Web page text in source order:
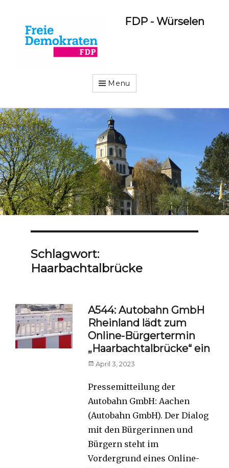
FDP - Würselen
Menu
Schlagwort:
Haarbachtalbrücke
A544: Autobahn GmbH
Rheinland lädt zum
Online-Bürgertermin
„Haarbachtalbrücke“ ein
Posted
April 3, 2023
Pressemitteilung der
Autobahn GmbH: Aachen
(Autobahn GmbH). Der Dialog
mit den Bürgerinnen und
Bürgern steht im
Vordergrund eines Online-